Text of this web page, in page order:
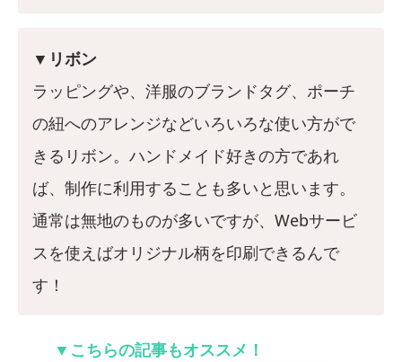
▼リボン
ラッピングや、洋服のブランドタグ、ポーチ
の紐へのアレンジなどいろいろな使い方がで
きるリボン。ハンドメイド好きの方であれ
ば、制作に利用することも多いと思います。
通常は無地のものが多いですが、Webサービ
スを使えばオリジナル柄を印刷できるんで
す！
▼こちらの記事もオススメ！